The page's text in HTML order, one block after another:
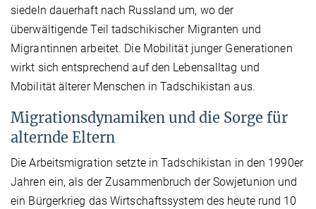
siedeln dauerhaft nach Russland um, wo der
überwältigende Teil tadschikischer Migranten und
Migrantinnen arbeitet. Die Mobilität junger Generationen
wirkt sich entsprechend auf den Lebensalltag und
Mobilität älterer Menschen in Tadschikistan aus.
Migrationsdynamiken und die Sorge für
alternde Eltern
Die Arbeitsmigration setzte in Tadschikistan in den 1990er
Jahren ein, als der Zusammenbruch der Sowjetunion und
ein Bürgerkrieg das Wirtschaftssystem des heute rund 10